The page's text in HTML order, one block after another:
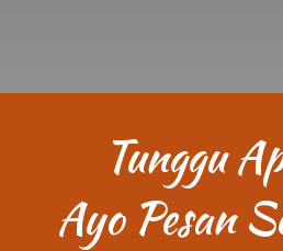
Tunggu
Ayo Pesan